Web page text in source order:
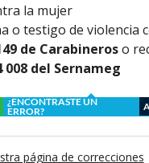
la mujer
o testigo de violencia
de Carabineroso
008 del Sernameg
¿ENCONTRASTE UN
ERROR?
página de correcciones